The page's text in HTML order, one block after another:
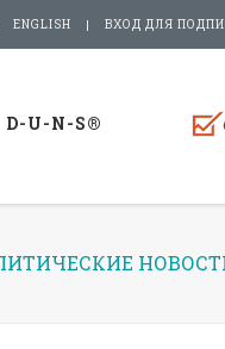
ENGLISH ВХОД ДЛЯ
D-U-N-S®